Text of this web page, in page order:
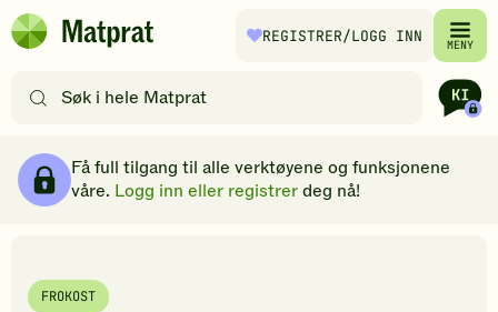
Hopp til hovedinnhold
Matprat
REGISTRER/LOGG INN MENY
etter
filtre
Få full tilgang til alle verktøyene og funksjonene
våre. Logg inn eller registrerdeg nå!
FROKOST